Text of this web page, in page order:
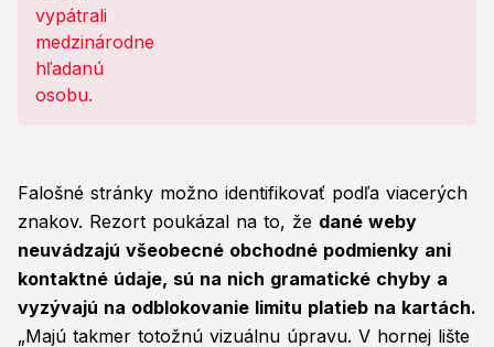
Falošné stránky možno identifikovať podľa viacerých
znakov. Rezort poukázal na to, že dané weby
neuvádzajú všeobecné obchodné podmienky ani
kontaktné údaje, sú na nich gramatické chyby a
vyzývajú na odblokovanie limitu platieb na kartách.
„Majú takmer totožnú vizuálnu úpravu. V hornej lište